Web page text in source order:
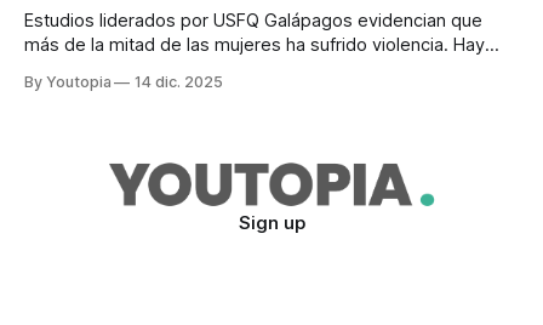
Estudios liderados por USFQ Galápagos evidencian que
más de la mitad de las mujeres ha sufrido violencia. Hay
By Youtopia 14 dic. 2025
Sign up